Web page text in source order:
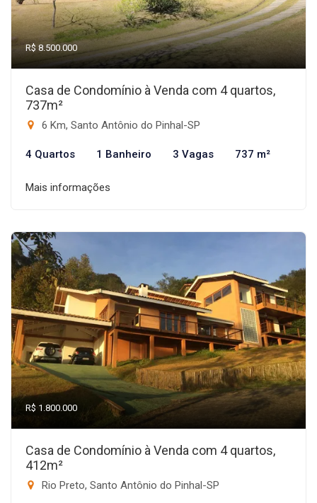
R$ 8.500.000
Casa de Condomínio à Venda com 4 quartos,
737m²
6 Km, Santo Antônio do Pinhal-SP
4 Quartos 1 Banheiro 3 Vagas 737 m²
Mais informações
R$ 1.800.000
Casa de Condomínio à Venda com 4 quartos,
412m²
Rio Preto, Santo Antônio do Pinhal-SP